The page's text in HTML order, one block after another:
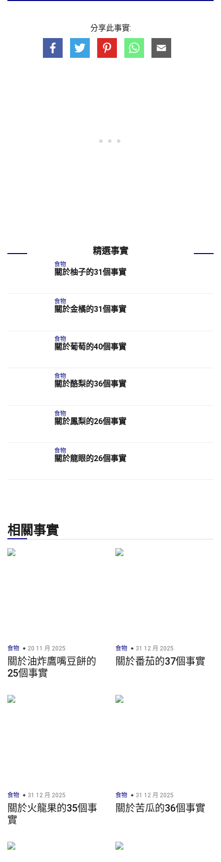
分享此事實:
精選事實
食物
關於柚子的31個事實
食物
關於金橘的31個事實
食物
關於葡萄的40個事實
食物
關於酪梨的36個事實
食物
關於鳳梨的26個事實
食物
關於龍眼的26個事實
相關事實
食物 20 11 月 2025
關於油炸鷹嘴豆餅的
25個事實
食物 31 12 月 2025
關於番茄的37個事實
食物 31 12 月 2025
關於火龍果的35個事
實
食物 31 12 月 2025
關於苦瓜的36個事實